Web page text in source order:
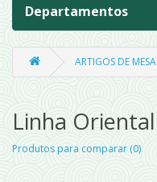
Departamentos
ARTIGOS DE MESA
Linha Oriental
Produtos para comparar (0)